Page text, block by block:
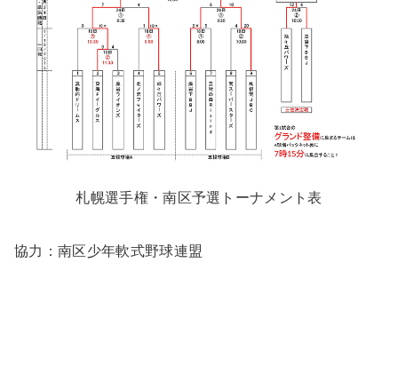
札幌選手権・南区予選トーナメント表
協力：南区少年軟式野球連盟